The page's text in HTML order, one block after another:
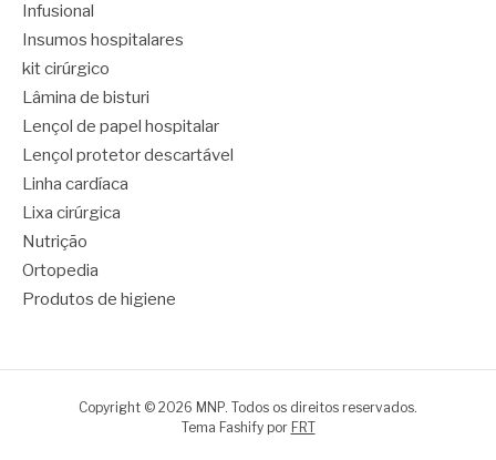
Infusional
Insumos hospitalares
kit cirúrgico
Lâmina de bisturi
Lençol de papel hospitalar
Lençol protetor descartável
Linha cardíaca
Lixa cirúrgica
Nutrição
Ortopedia
Produtos de higiene
Copyright © 2026 MNP. Todos os direitos reservados.
Tema Fashify por FRT